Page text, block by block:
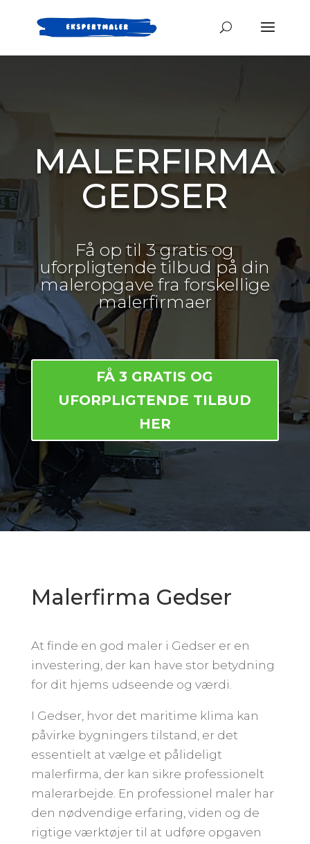
MALERFIRMA
GEDSER
Få op til 3 gratis og
uforpligtende tilbud på din
maleropgave fra forskellige
malerfirmaer
FÅ 3 GRATIS OG
UFORPLIGTENDE TILBUD
HER
Malerfirma Gedser
At finde en god maler i Gedser er en
investering, der kan have stor betydning
for dit hjems udseende og værdi.
I Gedser, hvor det maritime klima kan
påvirke bygningers tilstand, er det
essentielt at vælge et pålideligt
malerfirma, der kan sikre professionelt
malerarbejde. En professionel maler har
den nødvendige erfaring, viden og de
rigtige værktøjer til at udføre opgaven